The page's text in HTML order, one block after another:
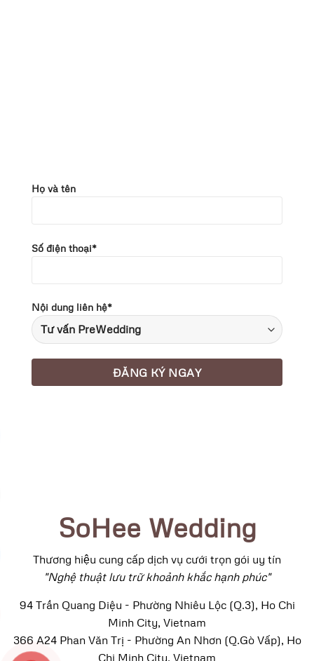
Họ và tên
Số điện thoại*
Nội dung liên hệ*
SoHee Wedding
Thương hiệu cung cấp dịch vụ cưới trọn gói uy tín
"Nghệ thuật lưu trữ khoảnh khắc hạnh phúc"
94 Trần Quang Diệu - Phường Nhiêu Lộc (Q.3), Ho Chi
Minh City, Vietnam
366 A24 Phan Văn Trị - Phường An Nhơn (Q.Gò Vấp), Ho
Chi Minh City, Vietnam